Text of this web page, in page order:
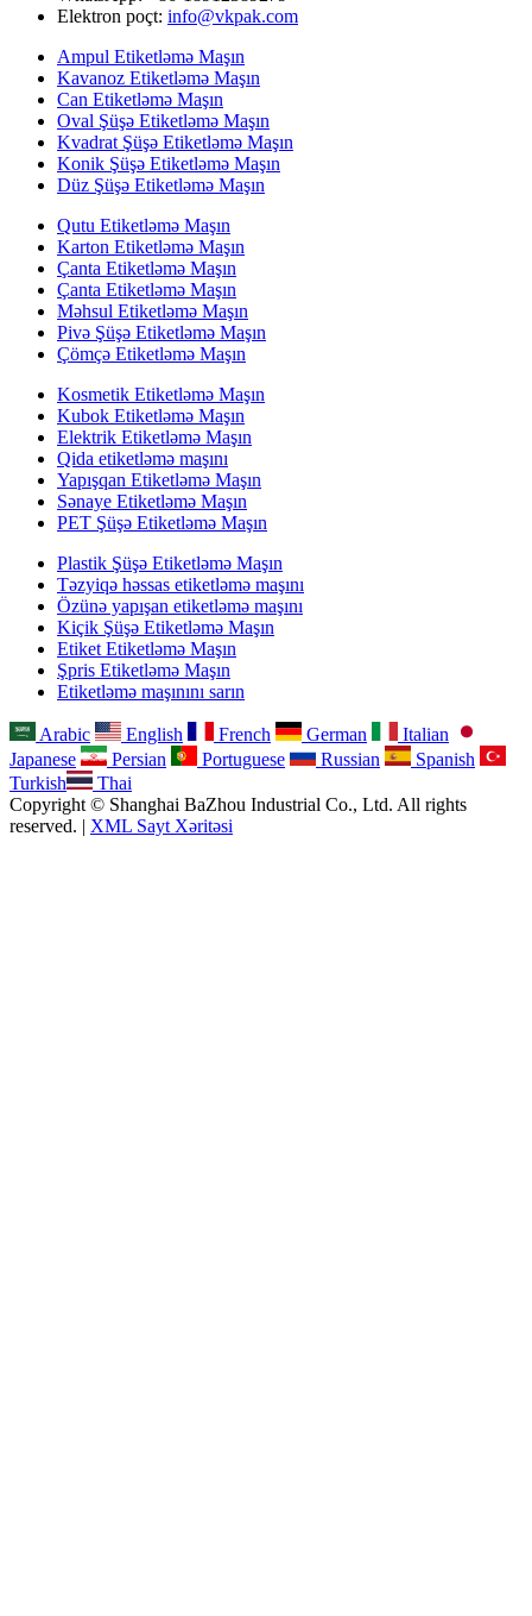
Elektron poçt: info@vkpak.com
Ampul Etiketləmə Maşın
Kavanoz Etiketləmə Maşın
Can Etiketləmə Maşın
Oval Şüşə Etiketləmə Maşın
Kvadrat Şüşə Etiketləmə Maşın
Konik Şüşə Etiketləmə Maşın
Düz Şüşə Etiketləmə Maşın
Qutu Etiketləmə Maşın
Karton Etiketləmə Maşın
Çanta Etiketləmə Maşın
Çanta Etiketləmə Maşın
Məhsul Etiketləmə Maşın
Pivə Şüşə Etiketləmə Maşın
Çömçə Etiketləmə Maşın
Kosmetik Etiketləmə Maşın
Kubok Etiketləmə Maşın
Elektrik Etiketləmə Maşın
Qida etiketləmə maşını
Yapışqan Etiketləmə Maşın
Sənaye Etiketləmə Maşın
PET Şüşə Etiketləmə Maşın
Plastik Şüşə Etiketləmə Maşın
Təzyiqə həssas etiketləmə maşını
Özünə yapışan etiketləmə maşını
Kiçik Şüşə Etiketləmə Maşın
Etiket Etiketləmə Maşın
Şpris Etiketləmə Maşın
Etiketləmə maşınını sarın
Arabic English French German
Italian
Japanese
Persian Portuguese Russian
Spanish
Turkish
Thai
Copyright © Shanghai BaZhou Industrial Co., Ltd. All rights
reserved. | XML Sayt Xəritəsi